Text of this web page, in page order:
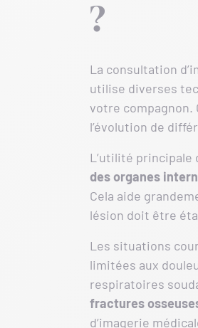
?
La consultation
utilise diverses
votre
l’évolution de
L’utilité principale
des organes
Cela aide
lésion doit être
Les situations
limitées aux
respiratoires
fractures
d’imagerie